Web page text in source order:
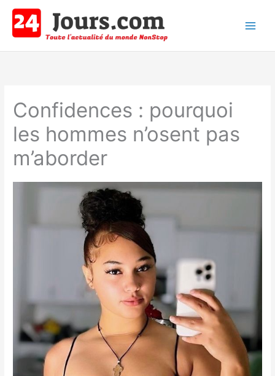
contenu
Confidences : pourquoi
les hommes n’osent pas
m’aborder